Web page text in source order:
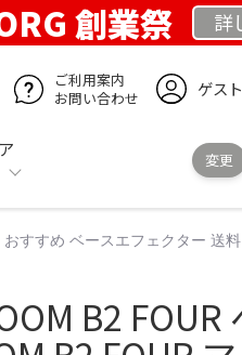
創業祭 詳
ご利用案内
お問い合わせ
ゲス
変更
すすめ ベースエフェクター 送料
B2